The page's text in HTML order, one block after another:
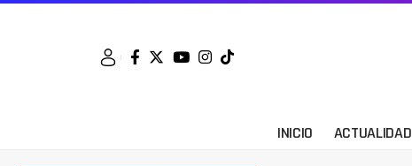
INICIO ACTUALIDAD